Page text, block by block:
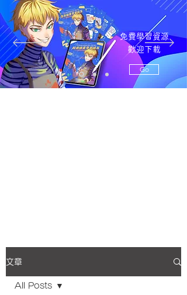
免費學習資源
歡迎下載
Go
文章
All Posts